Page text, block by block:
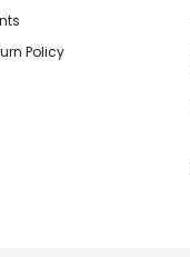
Policy